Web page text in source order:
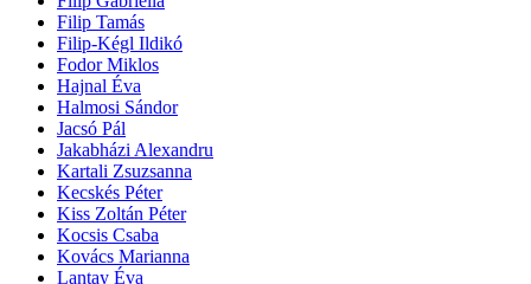
Filip Tamás
Filip-Kégl Ildikó
Fodor Miklos
Hajnal Éva
Halmosi Sándor
Jacsó Pál
Jakabházi Alexandru
Kartali Zsuzsanna
Kecskés Péter
Kiss Zoltán Péter
Kocsis Csaba
Kovács Marianna
Lantay Éva